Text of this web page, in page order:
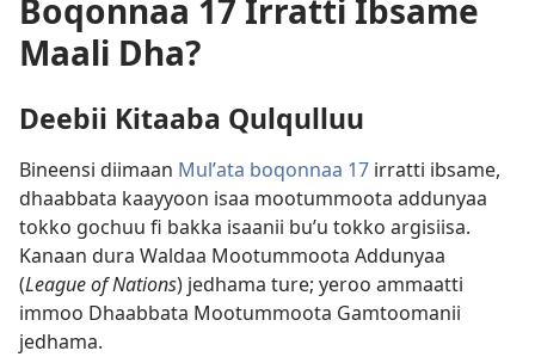
Boqonnaa 17 Irratti Ibsame
Maali Dha?
Deebii Kitaaba Qulqulluu
Bineensi diimaan Mulʼata boqonnaa 17 irratti ibsame,
dhaabbata kaayyoon isaa mootummoota addunyaa
tokko gochuu fi bakka isaanii buʼu tokko argisiisa.
Kanaan dura Waldaa Mootummoota Addunyaa
(League of Nations) jedhama ture; yeroo ammaatti
immoo Dhaabbata Mootummoota Gamtoomanii
jedhama.